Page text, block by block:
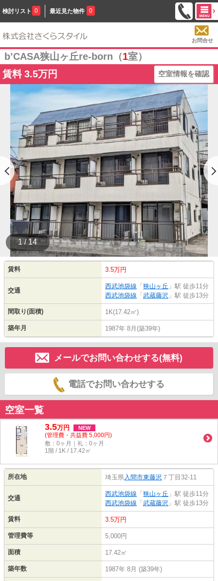
検討リスト 0 最近見た物件 0
お問合せ
b’CASA狭山ヶ丘re-born（1室）
賃料 3.5万円 空室情報を確認
1 / 14
賃料 3.5万円
交通
西武池袋線 「 狭山ヶ丘 」駅 徒歩11分
西武池袋線 「 武蔵藤沢 」駅 徒歩13分
間取り(面積) 1K(17.42㎡)
築年月 1987年 8月(築39年)
メールでお問い合わせする(無料)
電話でお問い合わせする
空室一覧
3.5万円 NEW
(管理費・共益費 5,000円)
敷：0ヶ月｜礼：0ヶ月
1階 / 1K / 17.42㎡
所在地 埼玉県入間市東藤沢 ７丁目32-11
交通
西武池袋線 「 狭山ヶ丘 」駅 徒歩11分
西武池袋線 「 武蔵藤沢 」駅 徒歩13分
賃料 3.5万円
管理費等 5,000円
面積 17.42㎡
築年数 1987年 8月 (築39年)